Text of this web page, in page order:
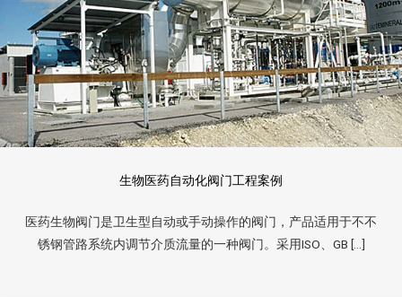
生物医药自动化阀门工程案例
医药生物阀门是卫生型自动或手动操作的阀门，产品适用于不不
锈钢管路系统内调节介质流量的一种阀门。采用ISO、GB […]